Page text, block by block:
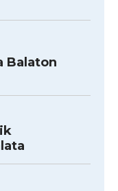
Balaton